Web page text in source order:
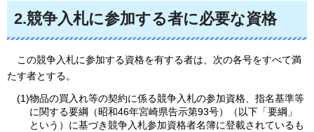
2.競争入札に参加する者に必要な資格
この競争入札に参加する資格を有する者は、次の各号をすべて満
たす者とする。
(1)物品の買入れ等の契約に係る競争入札の参加資格、指名基準等
に関する要綱（昭和46年宮崎県告示第93号）（以下「要綱」
という）に基づき競争入札参加資格者名簿に登載されているも